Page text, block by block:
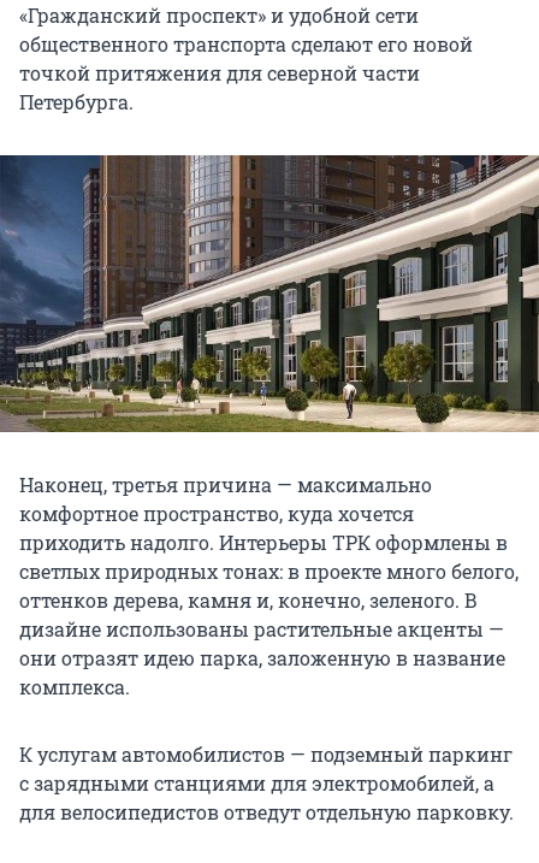
«Гражданский проспект» и удобной сети
общественного транспорта сделают его новой
точкой притяжения для северной части
Петербурга.
Наконец, третья причина — максимально
комфортное пространство, куда хочется
приходить надолго. Интерьеры ТРК оформлены в
светлых природных тонах: в проекте много белого,
оттенков дерева, камня и, конечно, зеленого. В
дизайне использованы растительные акценты —
они отразят идею парка, заложенную в название
комплекса.
К услугам автомобилистов — подземный паркинг
с зарядными станциями для электромобилей, а
для велосипедистов отведут отдельную парковку.